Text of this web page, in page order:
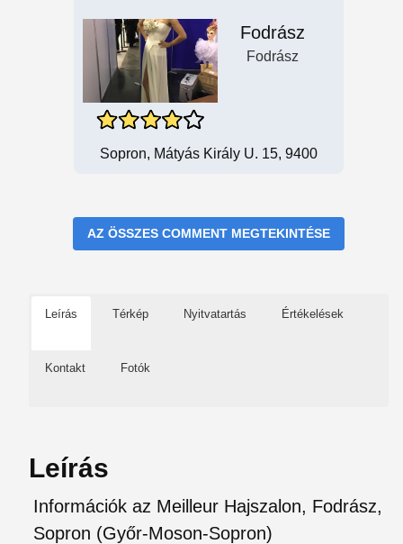
Fodrász
Fodrász
Sopron, Mátyás Király U. 15, 9400
AZ ÖSSZES COMMENT MEGTEKINTÉSE
Leírás Térkép Nyitvatartás Értékelések
Kontakt Fotók
Leírás
Információk az Meilleur Hajszalon, Fodrász,
Sopron (Győr-Moson-Sopron)